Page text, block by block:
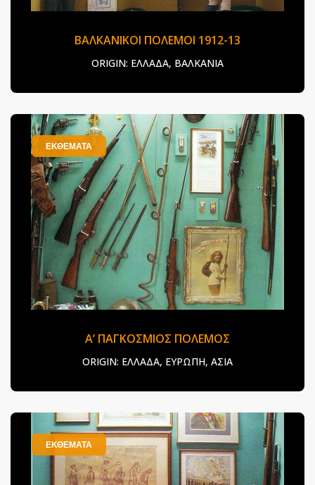
ΒΑΛΚΑΝΙΚΟΙ ΠΟΛΕΜΟΙ 1912-13
ORIGIN: ΕΛΛΑΔΑ, ΒΑΛΚΑΝΙΑ
ΕΚΘΕΜΑΤΑ
Α’ ΠΑΓΚΟΣΜΙΟΣ ΠΟΛΕΜΟΣ
ORIGIN: ΕΛΛΑΔΑ, ΕΥΡΩΠΗ, ΑΣΙΑ
ΕΚΘΕΜΑΤΑ